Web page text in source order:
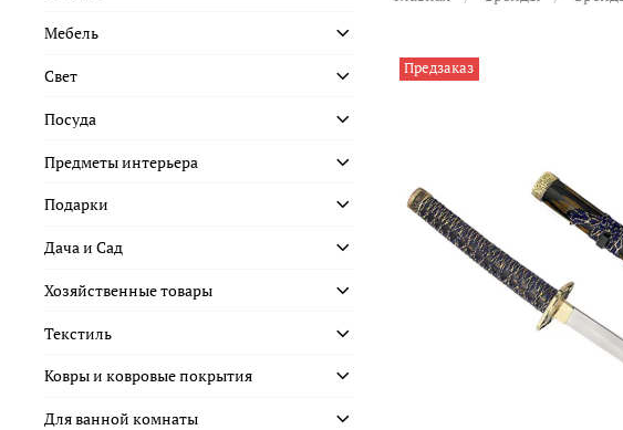
Предзаказ
Мебель
Свет
Посуда
Предметы интерьера
Подарки
Дача и Сад
Хозяйственные товары
Текстиль
Ковры и ковровые покрытия
Для ванной комнаты